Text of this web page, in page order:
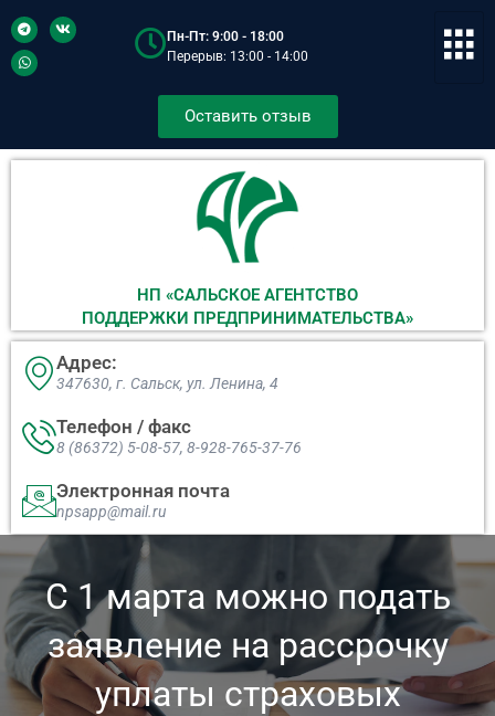
Пн-Пт: 9:00 - 18:00
Перерыв: 13:00 - 14:00
Оставить отзыв
НП «САЛЬСКОЕ АГЕНТСТВО
ПОДДЕРЖКИ ПРЕДПРИНИМАТЕЛЬСТВА»
Адрес:
347630, г. Сальск, ул. Ленина, 4​
Телефон / факс
8 (86372) 5-08-57, 8-928-765-37-76
Электронная почта
npsapp@mail.ru
С 1 марта можно подать
заявление на рассрочку
уплаты страховых